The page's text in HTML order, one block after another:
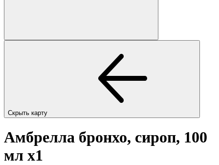
Скрыть карту
Амбрелла бронхо, сироп, 100
мл x1